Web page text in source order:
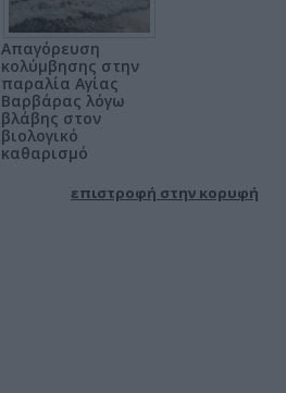
Απαγόρευση
κολύμβησης στην
παραλία Αγίας
Βαρβάρας λόγω
βλάβης στον
βιολογικό
καθαρισμό
επιστροφή στην κορυφή